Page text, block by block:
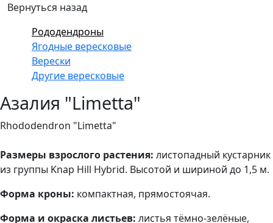
Вернуться назад
Рододендроны
Ягодные вересковые
Верески
Другие вересковые
Азалия "Limetta"
Rhododendron "Limetta"
Размеры взрослого растения: листопадный кустарник
из группы Knap Hill Hybrid. Высотой и шириной до 1,5 м.
Форма кроны: компактная, прямостоячая.
Форма и окраска листьев: листья тёмно-зелёные,